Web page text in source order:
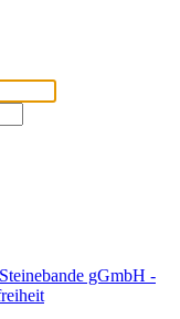
gGmbH -